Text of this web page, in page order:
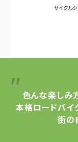
サイクル
色んな楽しみ
本格ロードバイ
街の